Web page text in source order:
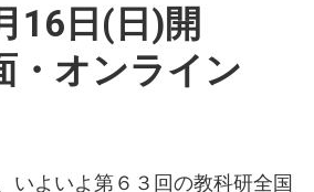
日(日)開
オンライン
いよいよ第６３回の教科研全国